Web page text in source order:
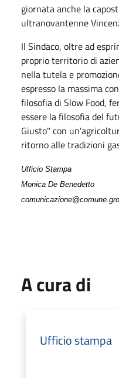
giornata anche la
ultranovantenne
Il Sindaco, oltre ad
proprio territorio di
nella tutela e
espresso la massima
filosofia di Slow Food,
essere la filosofia del
Giusto" con
ritorno alle tradizioni
Ufficio Stampa
Monica De Benedetto
A cura di
Ufficio stampa